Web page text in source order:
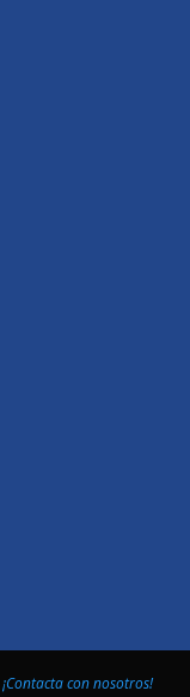
¡Contacta con nosotros!